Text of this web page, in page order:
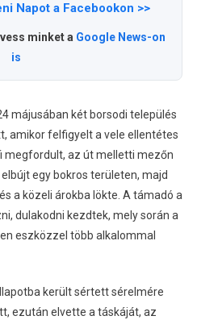
Napot a Facebookon >>
minket a Google News-on
is
májusában két borsodi település
amikor felfigyelt a vele ellentétes
megfordult, az út melletti mezőn
egy bokros területen, majd
a közeli árokba lökte. A támadó a
dulakodni kezdtek, mely során a
eszközzel több alkalommal
került sértett sérelmére
ezután elvette a táskáját, az